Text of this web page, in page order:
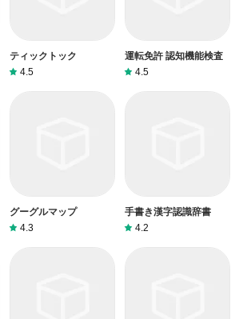
ティックトック
4.5
運転免許 認知機能検査
4.5
グーグルマップ
4.3
手書き漢字認識辞書
4.2